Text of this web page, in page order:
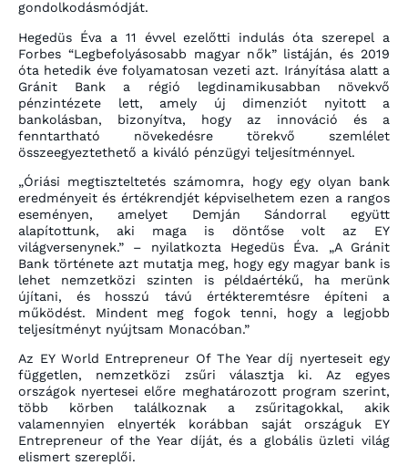
gondolkodásmódját.
Hegedüs Éva a 11 évvel ezelőtti indulás óta szerepel a
Forbes “Legbefolyásosabb magyar nők” listáján, és 2019
óta hetedik éve folyamatosan vezeti azt. Irányítása alatt a
Gránit Bank a régió legdinamikusabban növekvő
pénzintézete lett, amely új dimenziót nyitott a
bankolásban, bizonyítva, hogy az innováció és a
fenntartható növekedésre törekvő szemlélet
összeegyeztethető a kiváló pénzügyi teljesítménnyel.
„Óriási megtiszteltetés számomra, hogy egy olyan bank
eredményeit és értékrendjét képviselhetem ezen a rangos
eseményen, amelyet Demján Sándorral együtt
alapítottunk, aki maga is döntőse volt az EY
világversenynek.” – nyilatkozta Hegedüs Éva. „A Gránit
Bank története azt mutatja meg, hogy egy magyar bank is
lehet nemzetközi szinten is példaértékű, ha merünk
újítani, és hosszú távú értékteremtésre építeni a
működést. Mindent meg fogok tenni, hogy a legjobb
teljesítményt nyújtsam Monacóban.”
Az EY World Entrepreneur Of The Year díj nyerteseit egy
független, nemzetközi zsűri választja ki. Az egyes
országok nyertesei előre meghatározott program szerint,
több körben találkoznak a zsűritagokkal, akik
valamennyien elnyerték korábban saját országuk EY
Entrepreneur of the Year díját, és a globális üzleti világ
elismert szereplői.